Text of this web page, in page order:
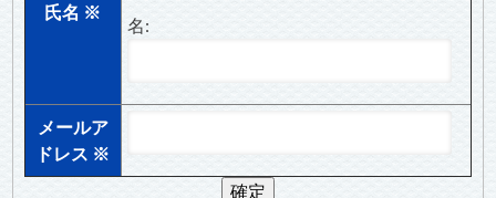
氏名 ※
名:
メールア
ドレス ※